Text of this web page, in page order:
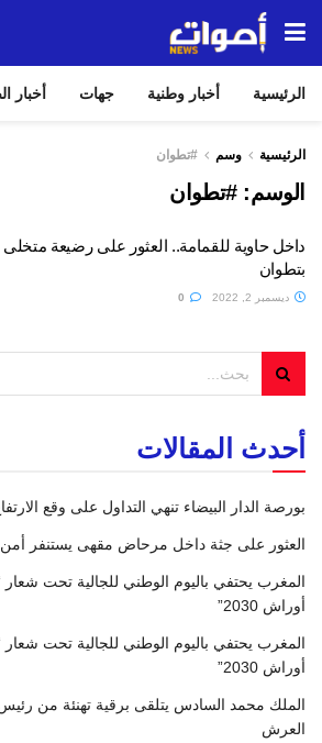
الرئيسية أخبار وطنية جهات أخبار
الرئيسية وسم #تطوان
الوسم:#تطوان
داخل حاوية للقمامة.. العثور على رضيعة متخلى
بتطوان
ديسمبر 2, 2022
أحدث المقالات
بورصة الدار البيضاء تنهي التداول على وقع
العثور على جثة داخل مرحاض مقهى يستنفر
المغرب يحتفي باليوم الوطني للجالية تحت شعار
أوراش 2030”
المغرب يحتفي باليوم الوطني للجالية تحت شعار
أوراش 2030”
الملك محمد السادس يتلقى برقية تهنئة من رئيس
العرش